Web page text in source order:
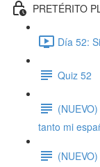
PRETÉRITO
Día 52:
Quiz 52
tanto mi